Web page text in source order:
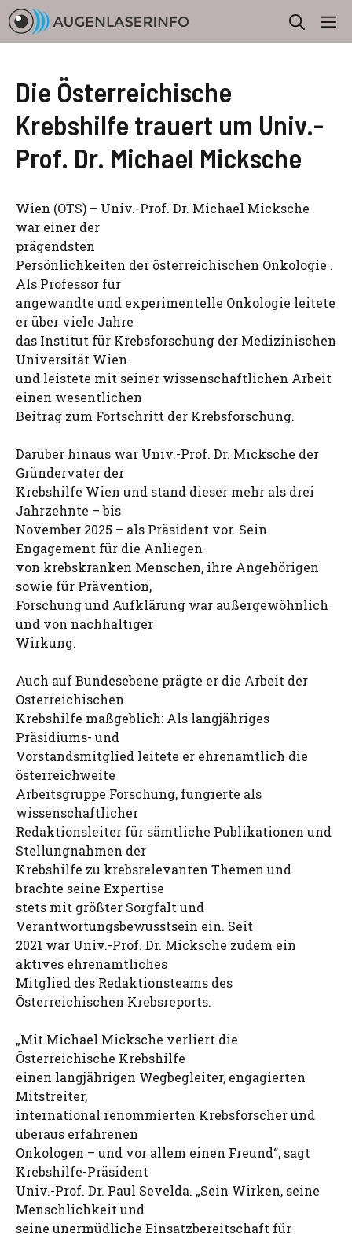
Zum
Inhalt
springen
Die Österreichische
Krebshilfe trauert um Univ.-
Prof. Dr. Michael Micksche
Wien (OTS) – Univ.-Prof. Dr. Michael Micksche
war einer der
prägendsten
Persönlichkeiten der österreichischen Onkologie .
Als Professor für
angewandte und experimentelle Onkologie leitete
er über viele Jahre
das Institut für Krebsforschung der Medizinischen
Universität Wien
und leistete mit seiner wissenschaftlichen Arbeit
einen wesentlichen
Beitrag zum Fortschritt der Krebsforschung.
Darüber hinaus war Univ.-Prof. Dr. Micksche der
Gründervater der
Krebshilfe Wien und stand dieser mehr als drei
Jahrzehnte – bis
November 2025 – als Präsident vor. Sein
Engagement für die Anliegen
von krebskranken Menschen, ihre Angehörigen
sowie für Prävention,
Forschung und Aufklärung war außergewöhnlich
und von nachhaltiger
Wirkung.
Auch auf Bundesebene prägte er die Arbeit der
Österreichischen
Krebshilfe maßgeblich: Als langjähriges
Präsidiums- und
Vorstandsmitglied leitete er ehrenamtlich die
österreichweite
Arbeitsgruppe Forschung, fungierte als
wissenschaftlicher
Redaktionsleiter für sämtliche Publikationen und
Stellungnahmen der
Krebshilfe zu krebsrelevanten Themen und
brachte seine Expertise
stets mit größter Sorgfalt und
Verantwortungsbewusstsein ein. Seit
2021 war Univ.-Prof. Dr. Micksche zudem ein
aktives ehrenamtliches
Mitglied des Redaktionsteams des
Österreichischen Krebsreports.
„Mit Michael Micksche verliert die
Österreichische Krebshilfe
einen langjährigen Wegbegleiter, engagierten
Mitstreiter,
international renommierten Krebsforscher und
überaus erfahrenen
Onkologen – und vor allem einen Freund“, sagt
Krebshilfe-Präsident
Univ.-Prof. Dr. Paul Sevelda. „Sein Wirken, seine
Menschlichkeit und
seine unermüdliche Einsatzbereitschaft für